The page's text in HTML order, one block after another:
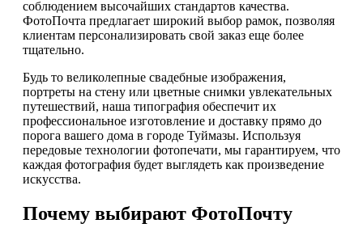
соблюдением высочайших стандартов качества.
ФотоПочта предлагает широкий выбор рамок, позволяя
клиентам персонализировать свой заказ еще более
тщательно.
Будь то великолепные свадебные изображения,
портреты на стену или цветные снимки увлекательных
путешествий, наша типография обеспечит их
профессиональное изготовление и доставку прямо до
порога вашего дома в городе Туймазы. Используя
передовые технологии фотопечати, мы гарантируем, что
каждая фотография будет выглядеть как произведение
искусства.
Почему выбирают ФотоПочту